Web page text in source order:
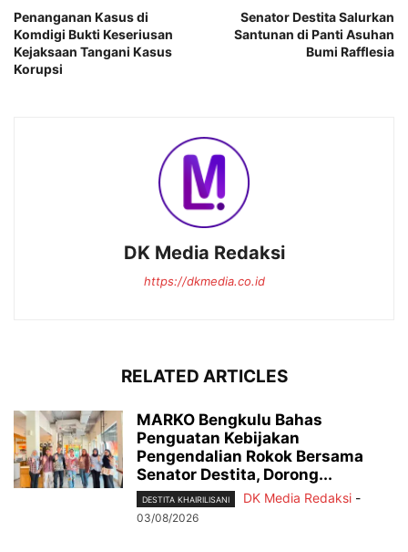
Penanganan Kasus di
Komdigi Bukti Keseriusan
Kejaksaan Tangani Kasus
Korupsi
Senator Destita Salurkan
Santunan di Panti Asuhan
Bumi Rafflesia
DK Media Redaksi
https://dkmedia.co.id
RELATED ARTICLES
MARKO Bengkulu Bahas
Penguatan Kebijakan
Pengendalian Rokok Bersama
Senator Destita, Dorong...
DESTITA KHAIRILISANI DK Media Redaksi -
03/08/2026